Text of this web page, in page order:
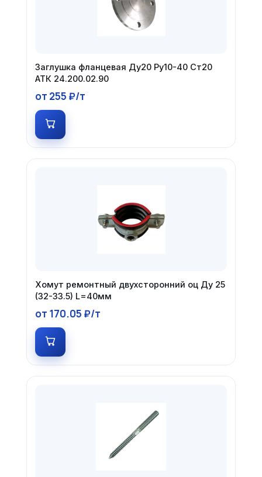
Заглушка фланцевая Ду20 Ру10-40 Ст20
АТК 24.200.02.90
от 255 ₽/т
Хомут ремонтный двухсторонний оц Ду 25
(32-33.5) L=40мм
от 170.05 ₽/т